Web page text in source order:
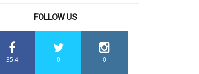
FOLLOW US
35.4 0 0